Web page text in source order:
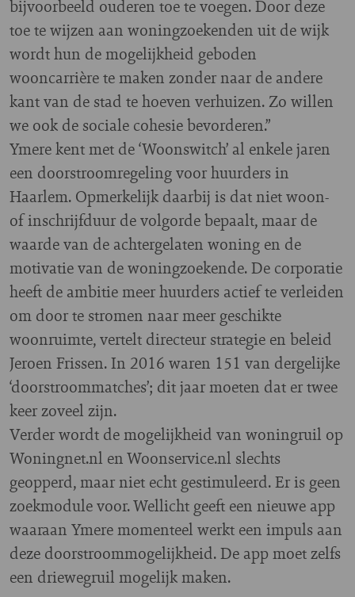
bijvoorbeeld ouderen toe te voegen. Door deze
toe te wijzen aan woningzoekenden uit de wijk
wordt hun de mogelijkheid geboden
wooncarrière te maken zonder naar de andere
kant van de stad te hoeven verhuizen. Zo willen
we ook de sociale cohesie bevorderen.”
Ymere kent met de ‘Woonswitch’ al enkele jaren
een doorstroomregeling voor huurders in
Haarlem. Opmerkelijk daarbij is dat niet woon-
of inschrijfduur de volgorde bepaalt, maar de
waarde van de achtergelaten woning en de
motivatie van de woningzoekende. De corporatie
heeft de ambitie meer huurders actief te verleiden
om door te stromen naar meer geschikte
woonruimte, vertelt directeur strategie en beleid
Jeroen Frissen. In 2016 waren 151 van dergelijke
‘doorstroommatches’; dit jaar moeten dat er twee
keer zoveel zijn.
Verder wordt de mogelijkheid van woningruil op
Woningnet.nl en Woonservice.nl slechts
geopperd, maar niet echt gestimuleerd. Er is geen
zoekmodule voor. Wellicht geeft een nieuwe app
waaraan Ymere momenteel werkt een impuls aan
deze doorstroommogelijkheid. De app moet zelfs
een driewegruil mogelijk maken.